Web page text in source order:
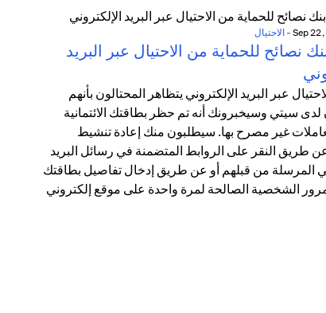
- الاحتيال
نصائح للحماية من الاحتيال عبر البريد
عبر البريد الإلكتروني يتظاهر المحتالون بأنهم
سيتي وسيخبرونك أنه تم حظر بطاقتك الائتمانية
غير مصرح بها. سيطلبون منك إعادة تنشيط
طريق النقر على الروابط المتضمنة في رسائل البريد
المرسلة من قبلهم أو عن طريق إدخال تفاصيل بطاقتك
الشخصية الصالحة لمرة واحدة على موقع إلكتروني